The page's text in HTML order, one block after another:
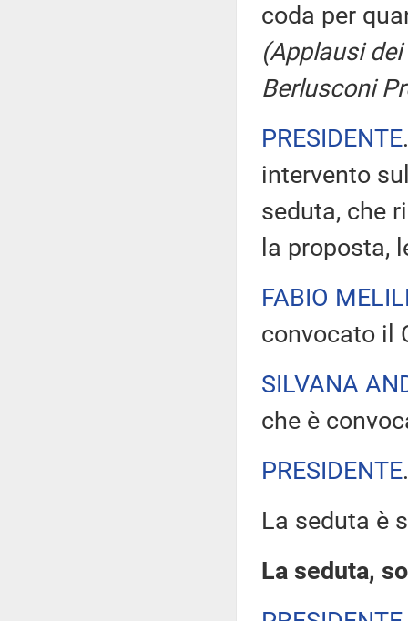
coda per
(Applausi
Berlusconi
PRESIDENTE
intervento
seduta, che
la proposta,
FABIO
convocato il
SILVANA
che è
PRESIDENTE
La seduta è
La seduta,